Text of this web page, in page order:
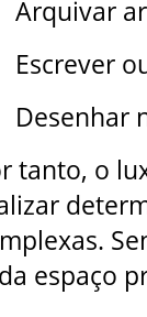
Arquivar
Escrever
Desenhar
tanto, o
espaço